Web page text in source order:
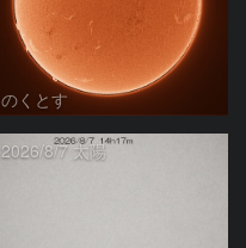
のくとす
2026/8/7 太陽